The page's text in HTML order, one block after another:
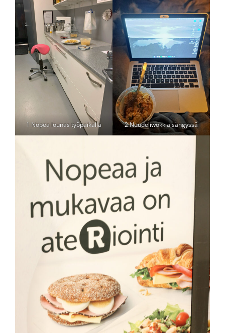
1 Nopea lounas työpaikalla 2 Nuudeliwokkia sängyssä